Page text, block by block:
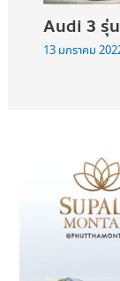
Audi 3 รุ่
13 มกราคม